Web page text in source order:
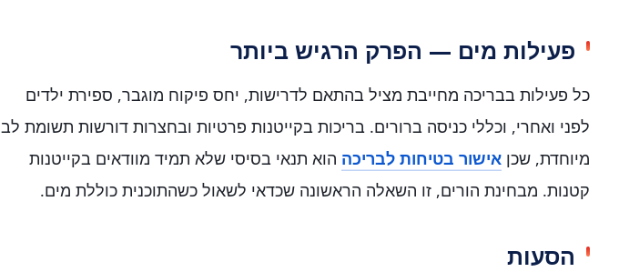
פעילות מים — הפרק הרגיש ביותר
כל פעילות בבריכה מחייבת מציל בהתאם לדרישות, יחס פיקוח מוגבר, ספירת ילדים
לפני ואחרי, וכללי כניסה ברורים. בריכות בקייטנות פרטיות ובחצרות דורשות תשומת לב
מיוחדת, שכן אישור בטיחות לבריכה הוא תנאי בסיסי שלא תמיד מוודאים בקייטנות
קטנות. מבחינת הורים, זו השאלה הראשונה שכדאי לשאול כשהתוכנית כוללת מים.
הסעות